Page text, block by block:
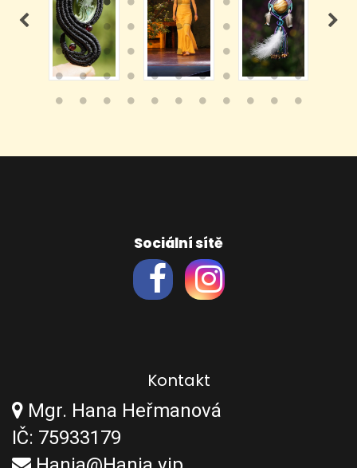
Sociální sítě
Kontakt
Mgr. Hana Heřmanová
IČ: 75933179